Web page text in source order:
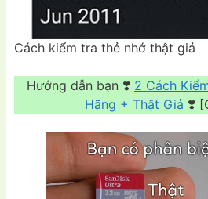
Cách kiểm tra thẻ nhớ thật giả
Hướng dẫn bạn ❣️ 2 Cách
Hãng + Thật Giả ❣️